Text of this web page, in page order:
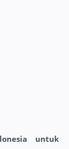
untuk